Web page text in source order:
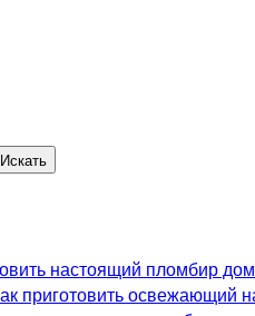
настоящий пломбир
приготовить освежающий